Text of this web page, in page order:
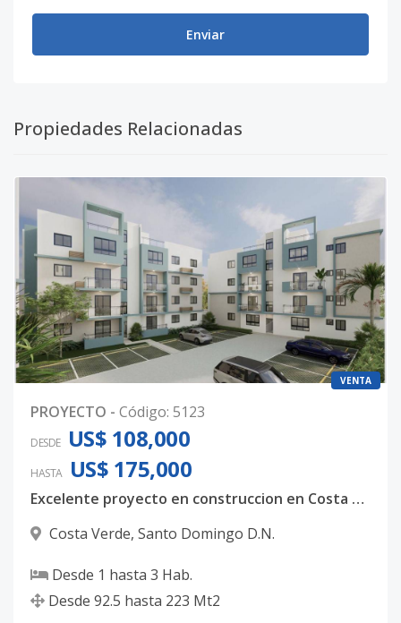
Enviar
Propiedades Relacionadas
VENTA
PROYECTO - Código: 5123
DESDE US$ 108,000
HASTA US$ 175,000
Excelente proyecto en construccion en Costa Verde
Costa Verde, Santo Domingo D.N.
Desde 1 hasta 3 Hab.
Desde 92.5 hasta 223 Mt2